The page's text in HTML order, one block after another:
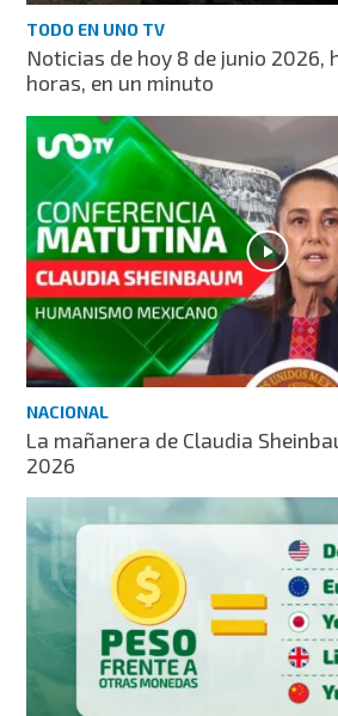
TODO EN UNO TV
Noticias de hoy 8 de junio 2026,
horas, en un minuto
NACIONAL
La mañanera de Claudia
2026